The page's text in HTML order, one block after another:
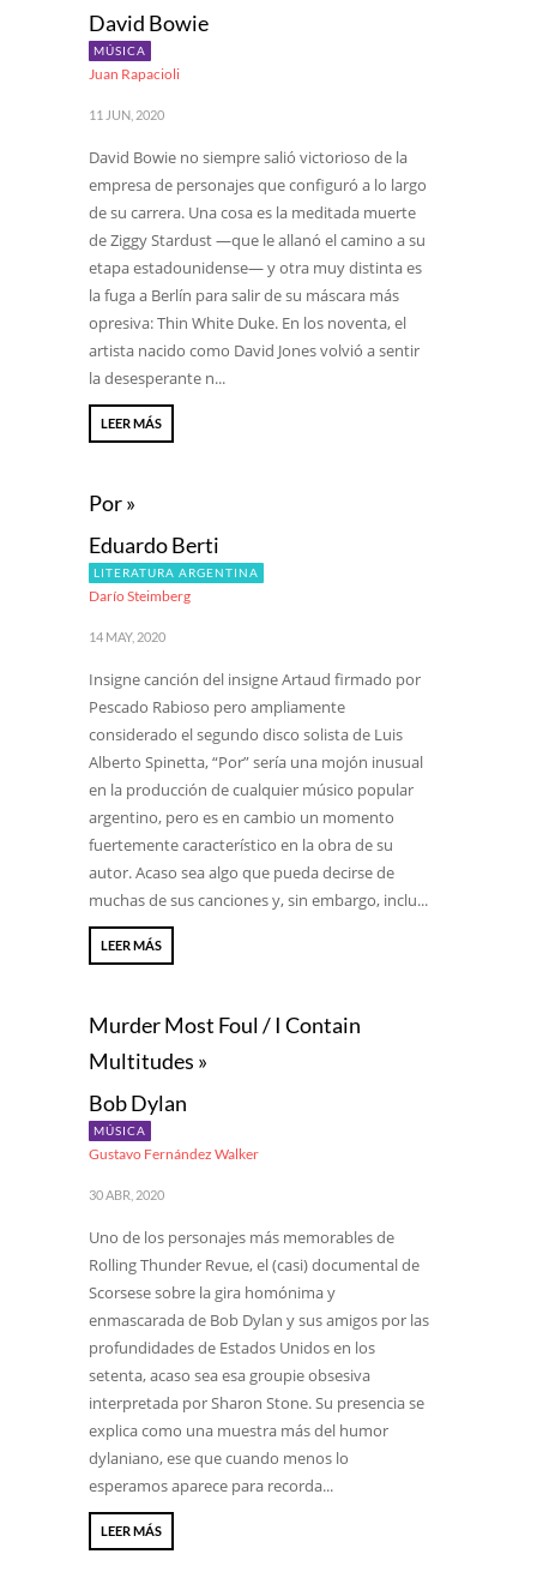
David Bowie
MÚSICA
Juan Rapacioli
11 JUN, 2020
David Bowie no siempre salió victorioso de la
empresa de personajes que configuró a lo largo
de su carrera. Una cosa es la meditada muerte
de Ziggy Stardust —que le allanó el camino a su
etapa estadounidense— y otra muy distinta es
la fuga a Berlín para salir de su máscara más
opresiva: Thin White Duke. En los noventa, el
artista nacido como David Jones volvió a sentir
la desesperante n...
LEER MÁS
Por »
Eduardo Berti
LITERATURA ARGENTINA
Darío Steimberg
14 MAY, 2020
Insigne canción del insigne Artaud firmado por
Pescado Rabioso pero ampliamente
considerado el segundo disco solista de Luis
Alberto Spinetta, “Por” sería una mojón inusual
en la producción de cualquier músico popular
argentino, pero es en cambio un momento
fuertemente característico en la obra de su
autor. Acaso sea algo que pueda decirse de
muchas de sus canciones y, sin embargo, inclu...
LEER MÁS
Murder Most Foul / I Contain
Multitudes »
Bob Dylan
MÚSICA
Gustavo Fernández Walker
30 ABR, 2020
Uno de los personajes más memorables de
Rolling Thunder Revue, el (casi) documental de
Scorsese sobre la gira homónima y
enmascarada de Bob Dylan y sus amigos por las
profundidades de Estados Unidos en los
setenta, acaso sea esa groupie obsesiva
interpretada por Sharon Stone. Su presencia se
explica como una muestra más del humor
dylaniano, ese que cuando menos lo
esperamos aparece para recorda...
LEER MÁS